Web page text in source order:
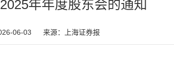
年年度股东会的通知
06-03 来源：上海证券报